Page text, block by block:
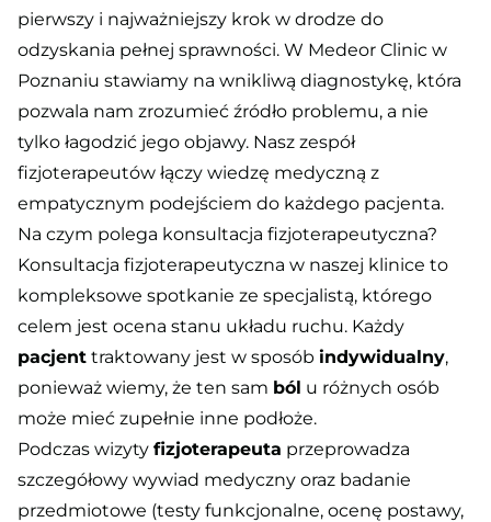
pierwszy i najważniejszy krok w drodze do
odzyskania pełnej sprawności. W Medeor Clinic w
Poznaniu stawiamy na wnikliwą diagnostykę, która
pozwala nam zrozumieć źródło problemu, a nie
tylko łagodzić jego objawy. Nasz zespół
fizjoterapeutów łączy wiedzę medyczną z
empatycznym podejściem do każdego pacjenta.
Na czym polega konsultacja fizjoterapeutyczna?
Konsultacja fizjoterapeutyczna w naszej klinice to
kompleksowe spotkanie ze specjalistą, którego
celem jest ocena stanu układu ruchu. Każdy
pacjent traktowany jest w sposób indywidualny,
ponieważ wiemy, że ten sam ból u różnych osób
może mieć zupełnie inne podłoże.
Podczas wizyty fizjoterapeuta przeprowadza
szczegółowy wywiad medyczny oraz badanie
przedmiotowe (testy funkcjonalne, ocenę postawy,